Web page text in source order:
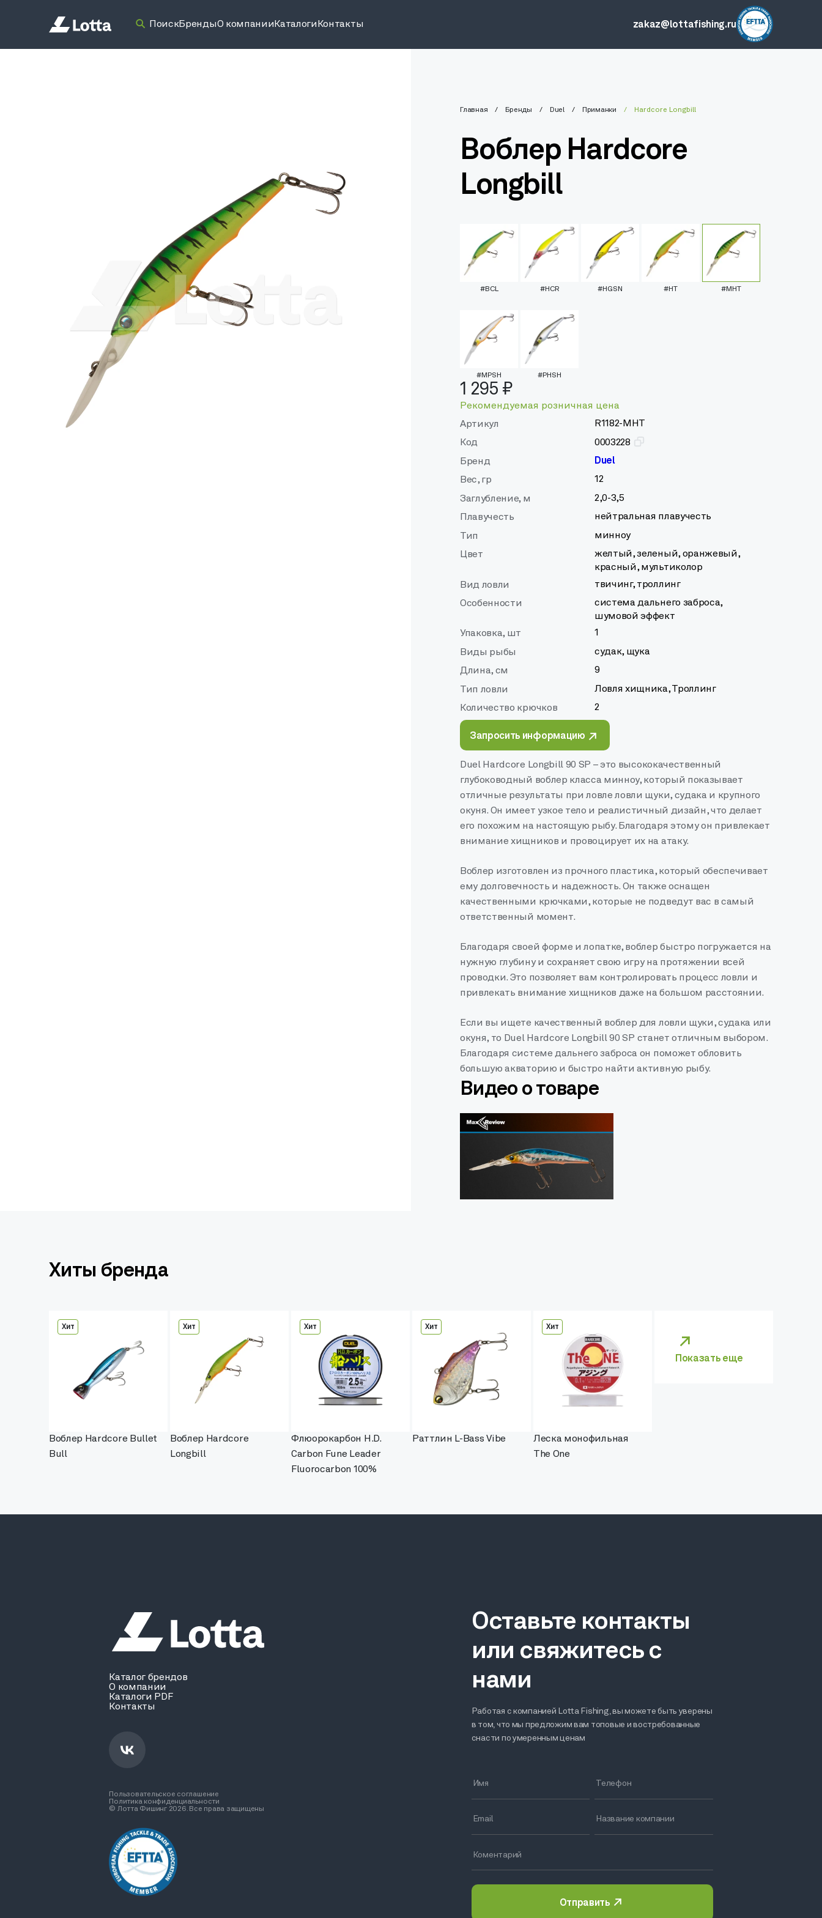
ПоискБрендыО компании Каталоги Контакты zakaz@lottafishing.ru
Главная Бренды Duel Приманки Hardcore Longbill
Воблер Hardcore
Longbill
#BCL #HCR #HGSN #HT #MHT
#MPSH #PHSH
1 295 ₽
Рекомендуемая розничная цена
Артикул
R1182-MHT
Код
0003228
Бренд
Duel
Вес, гр
12
Заглубление, м
2,0-3,5
Плавучесть
нейтральная плавучесть
Тип
минноу
Цвет
желтый, зеленый, оранжевый,
красный, мультиколор
Вид ловли
твичинг, троллинг
Особенности
система дальнего заброса,
шумовой эффект
Упаковка, шт
1
Виды рыбы
судак, щука
Длина, см
9
Тип ловли
Ловля хищника, Троллинг
Количество крючков
2
Запросить информацию
Duel Hardcore Longbill 90 SP – это высококачественный
глубоководный воблер класса минноу, который показывает
отличные результаты при ловле ловли щуки, судака и крупного
окуня. Он имеет узкое тело и реалистичный дизайн, что делает
его похожим на настоящую рыбу. Благодаря этому он привлекает
внимание хищников и провоцирует их на атаку.
Воблер изготовлен из прочного пластика, который обеспечивает
ему долговечность и надежность. Он также оснащен
качественными крючками, которые не подведут вас в самый
ответственный момент.
Благодаря своей форме и лопатке, воблер быстро погружается на
нужную глубину и сохраняет свою игру на протяжении всей
проводки. Это позволяет вам контролировать процесс ловли и
привлекать внимание хищников даже на большом расстоянии.
Если вы ищете качественный воблер для ловли щуки, судака или
окуня, то Duel Hardcore Longbill 90 SP станет отличным выбором.
Благодаря системе дальнего заброса он поможет обловить
большую акваторию и быстро найти активную рыбу.
Видео о товаре
Хиты бренда
Хит
Воблер Hardcore Bullet
Bull
Хит
Воблер Hardcore
Longbill
Хит
Флюорокарбон H.D.
Carbon Fune Leader
Fluorocarbon 100%
Хит
Раттлин L-Bass Vibe
Хит
Леска монофильная
The One
Показать еще
Каталог брендов
О компании
Каталоги PDF
Контакты
Пользовательское соглашение
Политика конфиденциальности
© Лотта Фишинг 2026. Все права защищены
Оставьте контакты
или свяжитесь с
нами
Работая с компанией Lotta Fishing, вы можете быть уверены
в том, что мы предложим вам топовые и востребованные
снасти по умеренным ценам
Отправить